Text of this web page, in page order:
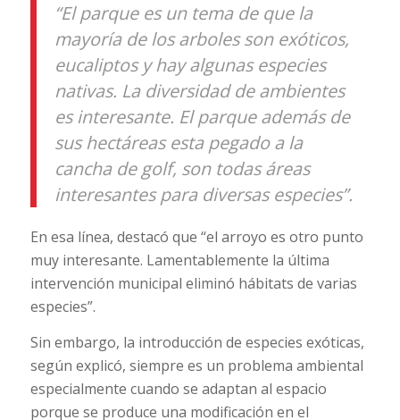
“El parque es un tema de que la
mayoría de los arboles son exóticos,
eucaliptos y hay algunas especies
nativas. La diversidad de ambientes
es interesante. El parque además de
sus hectáreas esta pegado a la
cancha de golf, son todas áreas
interesantes para diversas especies”.
En esa línea, destacó que “el arroyo es otro punto
muy interesante. Lamentablemente la última
intervención municipal eliminó hábitats de varias
especies”.
Sin embargo, la introducción de especies exóticas,
según explicó, siempre es un problema ambiental
especialmente cuando se adaptan al espacio
porque se produce una modificación en el